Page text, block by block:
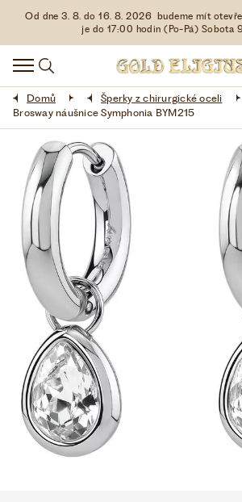
Od dne 3. 8. do 16. 8. 2026 budeme mít
je do 17:00 hodin (Po-Pá) Sobota
HODINKY
DOPLŇKY
ŠPERKY
AKCE
LIMITOVANÉ EDICE
LÁSKA ❤
VŠE O NÁKUPU
KONTAKT
WHATSAPP
VOLEJTE 9:00–18:00 +420
EUR
Domů Šperky z chirurgické oceli
Brosway náušnice Symphonia BYM215